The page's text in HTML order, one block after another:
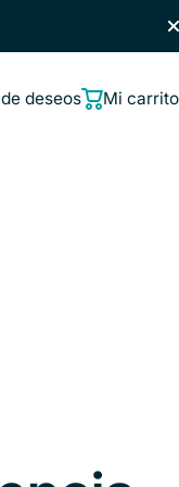
deseos Mi carrito